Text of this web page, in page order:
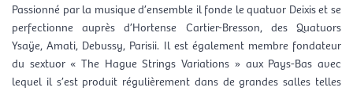
Passionné par la musique d’ensemble il fonde le quatuor Deixis et se
perfectionne auprès d’Hortense Cartier-Bresson, des Quatuors
Ysaÿe, Amati, Debussy, Parisii. Il est également membre fondateur
du sextuor « The Hague Strings Variations » aux Pays-Bas avec
lequel il s’est produit régulièrement dans de grandes salles telles